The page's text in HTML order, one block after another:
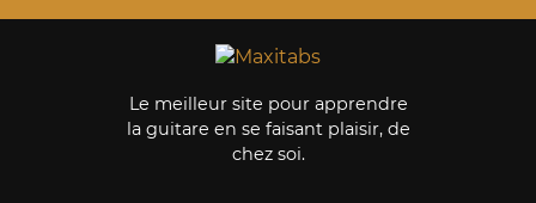
Le meilleur site pour apprendre
la guitare en se faisant plaisir, de
chez soi.